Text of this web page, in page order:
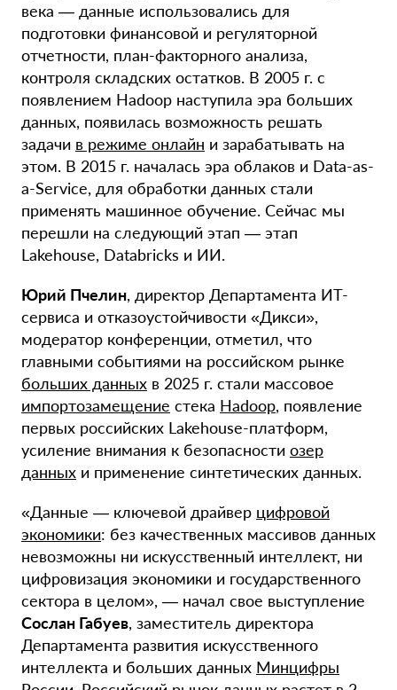
века — данные использовались для
подготовки финансовой и регуляторной
отчетности, план-факторного анализа,
контроля складских остатков. В 2005 г. с
появлением Hadoop наступила эра больших
данных, появилась возможность решать
задачи в режиме онлайн и зарабатывать на
этом. В 2015 г. началась эра облаков и Data-as-
a-Service, для обработки данных стали
применять машинное обучение. Сейчас мы
перешли на следующий этап — этап
Lakehouse, Databricks и ИИ.
Юрий Пчелин, директор Департамента ИТ-
сервиса и отказоустойчивости «Дикси»,
модератор конференции, отметил, что
главными событиями на российском рынке
больших данных в 2025 г. стали массовое
импортозамещение стека Hadoop, появление
первых российских Lakehouse-платформ,
усиление внимания к безопасности озер
данных и применение синтетических данных.
«Данные — ключевой драйвер цифровой
экономики: без качественных массивов данных
невозможны ни искусственный интеллект, ни
цифровизация экономики и государственного
сектора в целом», — начал свое выступление
Сослан Габуев, заместитель директора
Департамента развития искусственного
интеллекта и больших данных Минцифры